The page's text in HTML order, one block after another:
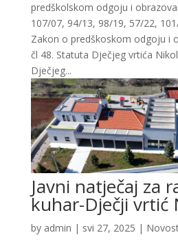
predškolskom odgoju i
107/07, 94/13, 98/19, 57/22,
Zakon o predškoskom odgoju i
čl 48. Statuta Dječjeg vrtića
Dječjeg...
Javni natječaj za
kuhar-Dječji vrtić
by admin | svi 27, 2025 |